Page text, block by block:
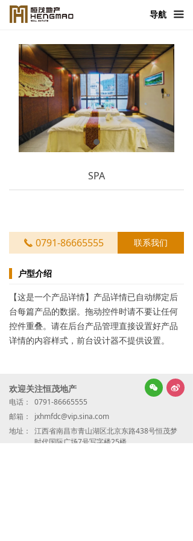
끀
首页
产品与服务
新闻中心
恒茂发展
人力资源
导航
户型介绍
联系我们
끅 0791-86665555
SPA
【这是一个产品详情】产品详情已自动绑定后
台每篇产品的数据。拖动控件时请不要让任何
控件重叠。请在后台产品管理直接设置好产品
详情的内容样式，前台设计器不提供设置。
넇
너
电话：
0791-86665555
邮箱：
jxhmfdc@vip.sina.com
地址：
江西省南昌市青山湖区北京东路438号恒茂梦
时代国际广场7号写字楼25楼
欢迎关注恒茂地产